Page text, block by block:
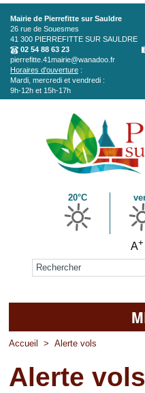
Aller au contenu principal
Mairie de Pierrefitte sur Sauldre
26 rue de Souesmes
41 300 PIERREFITTE SUR SAULDRE
02 54 88 63 23
pierrefitte.41mairie@wanadoo.fr
Horaires d'ouverture :
Mardi, mercredi et vendredi :
9h-12h et 15h-17h
20°C
A+
Formulaire de recherche
Accueil
La mairie
Accueil > Alerte vols
Alerte vols